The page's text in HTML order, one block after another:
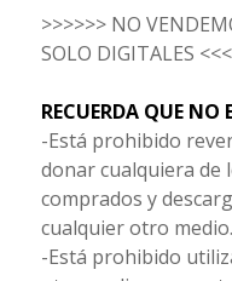
>>>>>> NO
SOLO DIGITALES
RECUERDA QUE NO
-Está prohibido
donar cualquiera de
comprados y
cualquier otro medio.
-Está prohibido